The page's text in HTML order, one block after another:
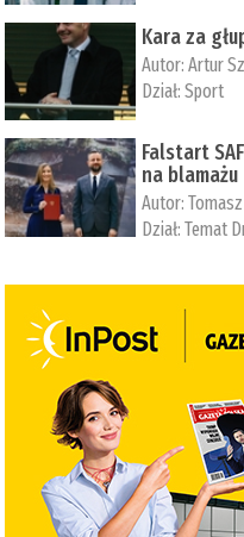
Kara za
Autor:Artur
Dział:Sport
Falstart
na blamażu
Autor:
Dział:Temat